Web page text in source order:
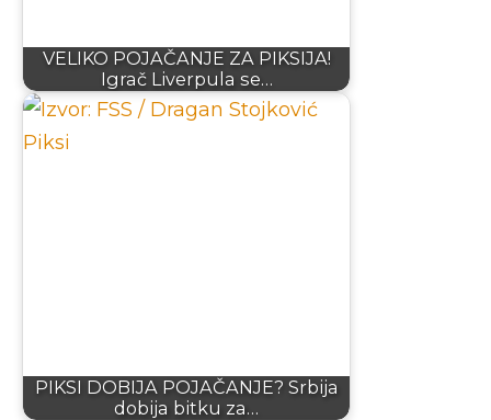
VELIKO POJAČANJE ZA PIKSIJA!
Igrač Liverpula se…
PIKSI DOBIJA POJAČANJE? Srbija
dobija bitku za…